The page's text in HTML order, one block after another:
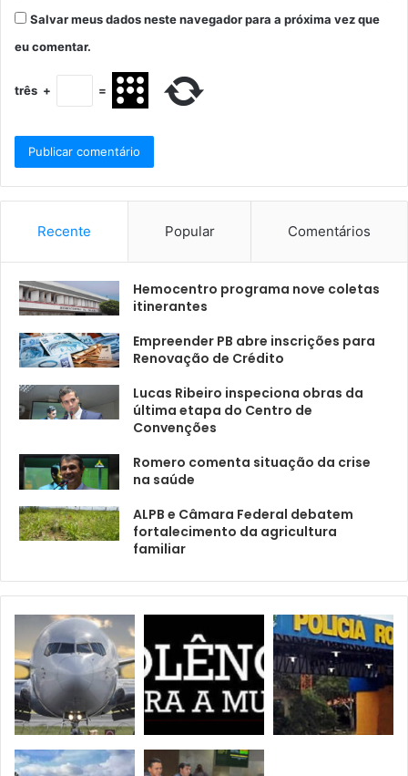
Salvar meus dados neste navegador para a próxima vez que
eu comentar.
três + =
Recente Popular Comentários
Hemocentro programa nove coletas
itinerantes
Empreender PB abre inscrições para
Renovação de Crédito
Lucas Ribeiro inspeciona obras da
última etapa do Centro de
Convenções
Romero comenta situação da crise
na saúde
ALPB e Câmara Federal debatem
fortalecimento da agricultura
familiar